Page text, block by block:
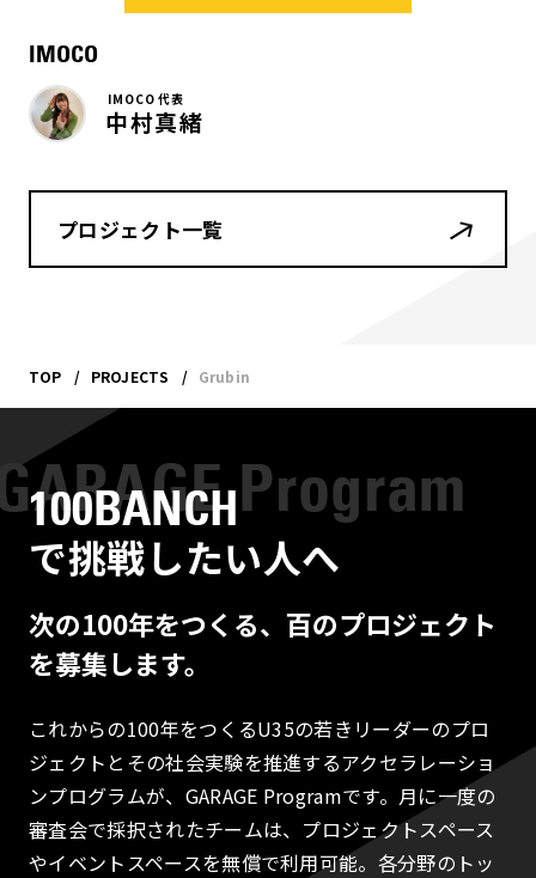
IMOCO
IMOCO 代表
中村真緒
プロジェクト一覧
TOP PROJECTS Grubin
100BANCH
で挑戦したい人へ
次の100年をつくる、百のプロジェクト
を募集します。
これからの100年をつくるU35の若きリーダーのプロ
ジェクトとその社会実験を推進するアクセラレーショ
ンプログラムが、GARAGE Programです。月に一度の
審査会で採択されたチームは、プロジェクトスペース
やイベントスペースを無償で利用可能。各分野のトッ